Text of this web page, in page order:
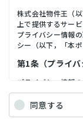
株式会社物件王（
上で提供するサー
プライバシー情報
シー（以下，「本
第1条（プライバ
プライバシー情報
「個人情報」を指
当該情報に含まれ
の記述等により特
同意する